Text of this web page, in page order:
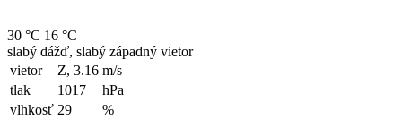
30 °C 16 °C
slabý dážď, slabý západný vietor
vietor
Z, 3.16 m/s
tlak
1017
hPa
vlhkosť 29
%